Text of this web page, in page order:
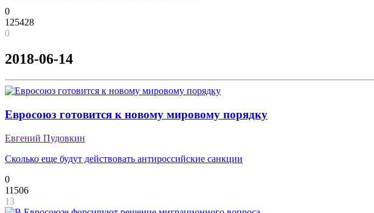
0
125428
0
2018-06-14
Евросоюз готовится к новому мировому порядку
Евгений Пудовкин
Сколько еще будут действовать антироссийские санкции
0
11506
13